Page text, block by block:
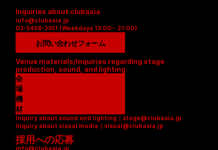
Inquiries about clubasia
info@clubasia.jp
03-5458-2551 (Weekdays 13:00 - 21:00)
お問い合わせフォーム
Venue materials/inquiries regarding stage
production, sound, and lighting
会
場
資
料
(
P
D
機
材
リ
ス
ト
Inquiry about sound and lighting｜stage@clubasia.jp
Inquiry about visual media｜visual@clubasia.jp
採用への応募
info@clubasia.jp